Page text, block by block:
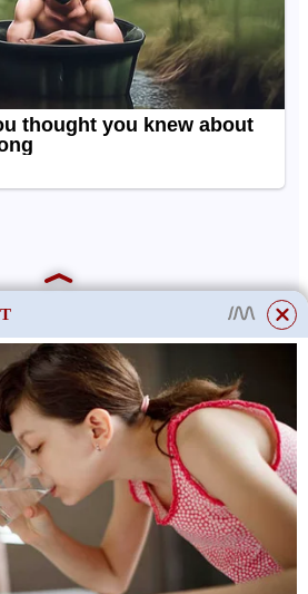
By continuing to use the site, you consent
of these files.
OK